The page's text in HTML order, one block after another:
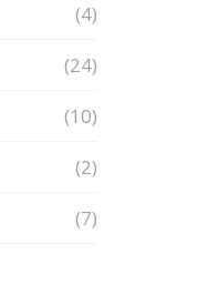
(4)
(24)
(10)
(2)
(7)